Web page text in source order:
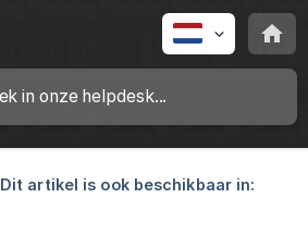
Dit artikel is ook beschikbaar in: